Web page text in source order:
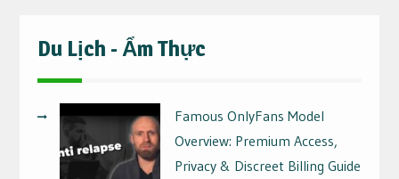
Du Lịch - Ẩm Thực
Famous OnlyFans Model
Overview: Premium Access,
Privacy & Discreet Billing Guide